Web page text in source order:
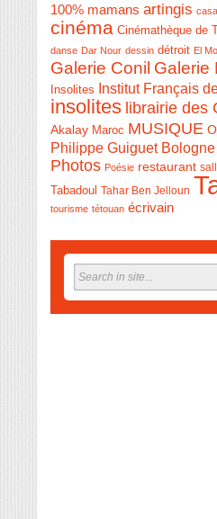
100% mamans artingis
cinéma Cinémathèque de
danse Dar Nour dessin détroit El
Galerie Conil Galerie
Insolites Institut Français
insolites librairie des
Akalay Maroc MUSIQUE
Philippe Guiguet Bologne
Photos Poésie restaurant
Tabadoul Tahar Ben Jelloun
tourisme tétouan écrivain